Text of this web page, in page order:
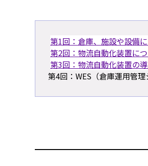
第1回：倉庫、施設や設備
第2回：物流自動化装置に
第3回：物流自動化装置の
第4回：WES（倉庫運用管理